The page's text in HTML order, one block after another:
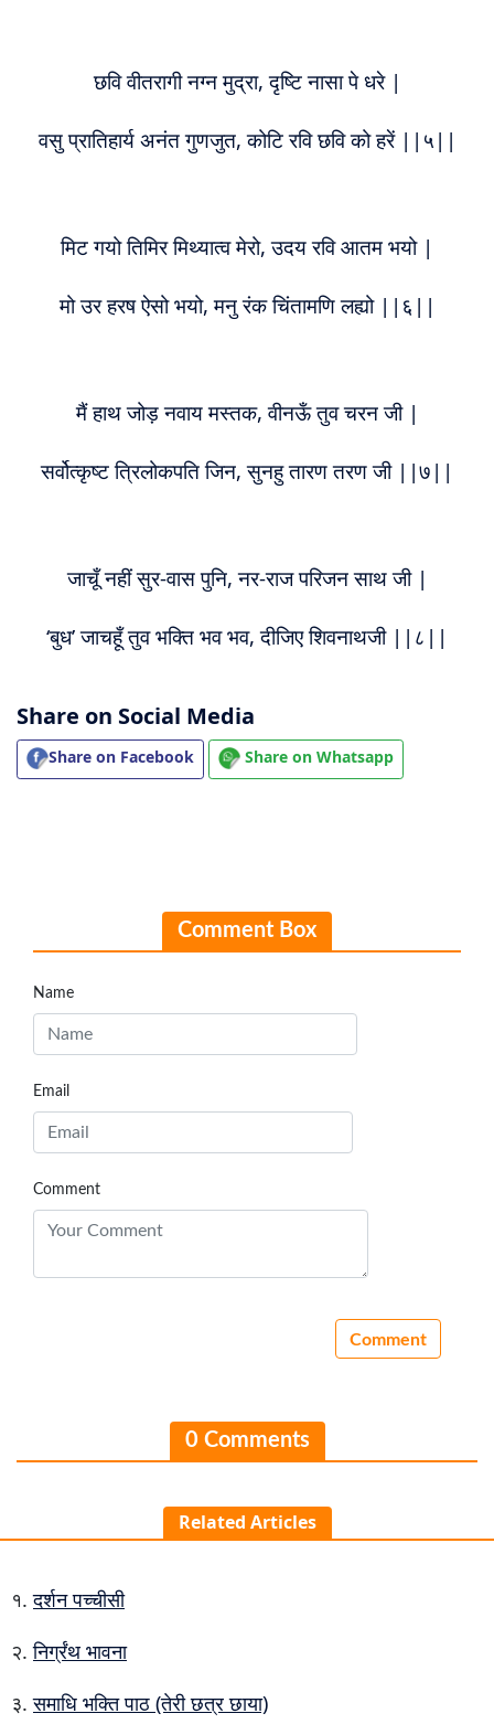
छवि वीतरागी नग्न मुद्रा, दृष्टि नासा पे धरे |
वसु प्रातिहार्य अनंत गुणजुत, कोटि रवि छवि को हरें ||५||
मिट गयो तिमिर मिथ्यात्व मेरो, उदय रवि आतम भयो |
मो उर हरष ऐसो भयो, मनु रंक चिंतामणि लह्यो ||६||
मैं हाथ जोड़ नवाय मस्तक, वीनऊँ तुव चरन जी |
सर्वोत्कृष्ट त्रिलोकपति जिन, सुनहु तारण तरण जी ||७||
जाचूँ नहीं सुर-वास पुनि, नर-राज परिजन साथ जी |
‘बुध’ जाचहूँ तुव भक्ति भव भव, दीजिए शिवनाथजी ||८||
Share on Social Media
Share on Facebook Share on Whatsapp
Comment Box
Name
Email
Comment
0 Comments
Related Articles
दर्शन पच्चीसी
निर्ग्रंथ भावना
समाधि भक्ति पाठ (तेरी छत्र छाया)